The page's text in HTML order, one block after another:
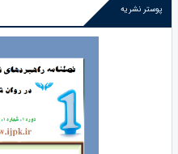
پوستر نشریه